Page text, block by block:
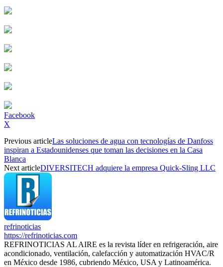
Facebook
X
Previous articleLas soluciones de agua con tecnologías de Danfoss
inspiran a Estadounidenses que toman las decisiones en la Casa
Blanca
Next articleDIVERSITECH adquiere la empresa Quick-Sling LLC
refrinoticias
https://refrinoticias.com
REFRINOTICIAS AL AIRE es la revista líder en refrigeración, aire
acondicionado, ventilación, calefacción y automatización HVAC/R
en México desde 1986, cubriendo México, USA y Latinoamérica.